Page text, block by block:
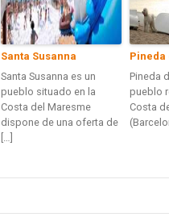
Santa Susanna
Santa Susanna es un
pueblo situado en la
Costa del Maresme
dispone de una oferta de
[…]
Pineda
Pineda
pueblo
Costa